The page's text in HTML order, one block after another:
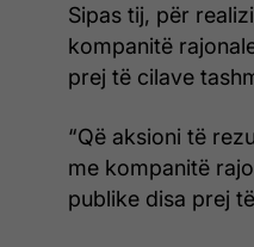
Sipas tij, për
kompanitë
prej të cilave
“Që aksioni të
me kompanitë
publike disa prej